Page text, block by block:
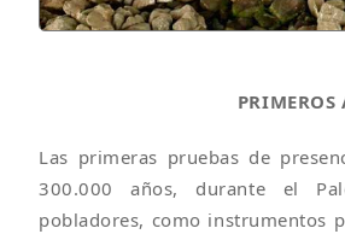
PRIMEROS
Las primeras pruebas de
300.000 años, durante el
pobladores, como instrumentos